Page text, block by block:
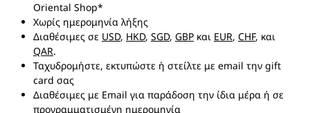
Oriental Shop*
Χωρίς ημερομηνία λήξης
Διαθέσιμες σε USD, HKD, SGD, GBP και EUR, CHF, και
QAR.
Ταχυδρομήστε, εκτυπώστε ή στείλτε με email την gift
card σας
Διαθέσιμες με Email για παράδοση την ίδια μέρα ή σε
προγραμματισμένη ημερομηνία